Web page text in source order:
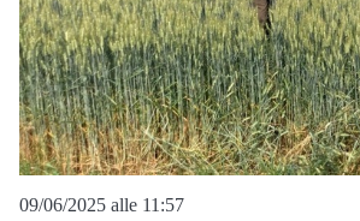
09/06/2025 alle 11:57